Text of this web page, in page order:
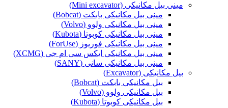
مینی بیل مکانیکی (Mini excavator)
مینی بیل مکانیکی بابکت (Bobcat)
مینی بیل مکانیکی ولوو (Volvo)
مینی بیل مکانیکی کوبوتا (Kubota)
مینی بیل مکانیکی فوریوز (ForUse)
مینی بیل مکانیکی ایکس سی ام جی (XCMG)
مینی بیل مکانیکی سانی (SANY)
بیل مکانیکی (Excavator)
بیل مکانیکی بابکت (Bobcat)
بیل مکانیکی ولوو (Volvo)
بیل مکانیکی کوبوتا (Kubota)